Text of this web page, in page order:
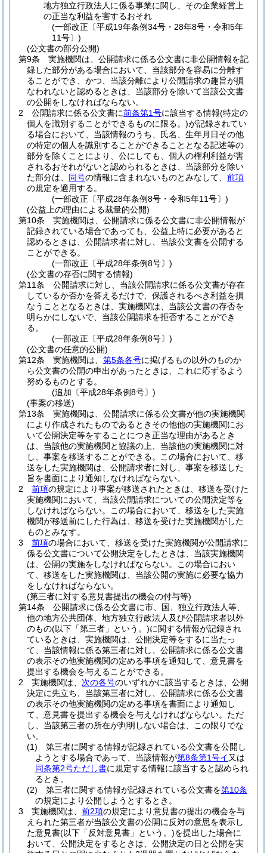
地方独立行政法人に係る事業に関し、その企業経営上
の正当な利益を害するおそれ
(一部改正〔平成19年条例34号・28年8号・令和5年
11号〕)
(公文書の部分公開)
第9条
実施機関は、公開請求に係る公文書に非公開情報を記
録した部分がある場合において、当該部分を容易に分離す
ることができ、かつ、当該分離により公開請求の趣旨が損
なわれないと認めるときは、当該部分を除いて当該公文書
の公開をしなければならない。
2
公開請求に係る公文書に前条第1号に該当する情報(特定の
個人を識別することができるものに限る。)が記録されてい
る場合において、当該情報のうち、氏名、生年月日その他
の特定の個人を識別することができることとなる記述等の
部分を除くことにより、公にしても、個人の権利利益が害
されるおそれがないと認められるときは、当該部分を除い
た部分は、 同号の情報に含まれないものとみなして、 前項
の規定を適用する。
(一部改正〔平成28年条例8号・令和5年11号〕)
(公益上の理由による裁量的公開)
第10条
実施機関は、公開請求に係る公文書に非公開情報が
記録されている場合であっても、公益上特に必要があると
認めるときは、公開請求者に対し、当該公文書を公開する
ことができる。
(一部改正〔平成28年条例8号〕)
(公文書の存否に関する情報)
第11条
公開請求に対し、当該公開請求に係る公文書が存在
しているか否かを答えるだけで、保護されるべき利益を損
なうこととなるときは、実施機関は、当該公文書の存否を
明らかにしないで、当該公開請求を拒否することができ
る。
(一部改正〔平成28年条例8号〕)
(公文書の任意的公開)
第12条
実施機関は、 第5条各号に掲げるもの以外のものか
ら公文書の公開の申出があったときは、これに応ずるよう
努めるものとする。
(追加〔平成28年条例8号〕)
(事案の移送)
第13条
実施機関は、公開請求に係る公文書が他の実施機関
により作成されたものであるときその他他の実施機関にお
いて公開決定等をすることにつき正当な理由があるとき
は、当該他の実施機関と協議の上、当該他の実施機関に対
し、事案を移送することができる。
この場合において、移
送をした実施機関は、公開請求者に対し、事案を移送した
旨を書面により通知しなければならない。
2
前項の規定により事案が移送されたときは、移送を受けた
実施機関において、当該公開請求についての公開決定等を
しなければならない。
この場合において、移送をした実施
機関が移送前にした行為は、移送を受けた実施機関がした
ものとみなす。
3
前項の場合において、移送を受けた実施機関が公開請求に
係る公文書について公開決定をしたときは、当該実施機関
は、公開の実施をしなければならない。
この場合におい
て、移送をした実施機関は、当該公開の実施に必要な協力
をしなければならない。
(第三者に対する意見書提出の機会の付与等)
第14条
公開請求に係る公文書に市、国、独立行政法人等、
他の地方公共団体、地方独立行政法人及び公開請求者以外
のもの(以下「第三者」という。)に関する情報が記録され
ているときは、実施機関は、公開決定等をするに当たっ
て、当該情報に係る第三者に対し、公開請求に係る公文書
の表示その他実施機関の定める事項を通知して、意見書を
提出する機会を与えることができる。
2
実施機関は、 次の各号のいずれかに該当するときは、公開
決定に先立ち、当該第三者に対し、公開請求に係る公文書
の表示その他実施機関の定める事項を書面により通知し
て、意見書を提出する機会を与えなければならない。 ただ
し、当該第三者の所在が判明しない場合は、この限りでな
い。
(1)
第三者に関する情報が記録されている公文書を公開し
ようとする場合であって、当該情報が第8条第1号イ 又は
同条第2号ただし書に規定する情報に該当すると認められ
るとき。
(2)
第三者に関する情報が記録されている公文書を第10条
の規定により公開しようとするとき。
3
実施機関は、 前2項の規定により意見書の提出の機会を与
えられた第三者が当該公文書の公開に反対の意思を表示し
た意見書(以下「反対意見書」という。)を提出した場合に
おいて、公開決定をするときは、公開決定の日と公開を実